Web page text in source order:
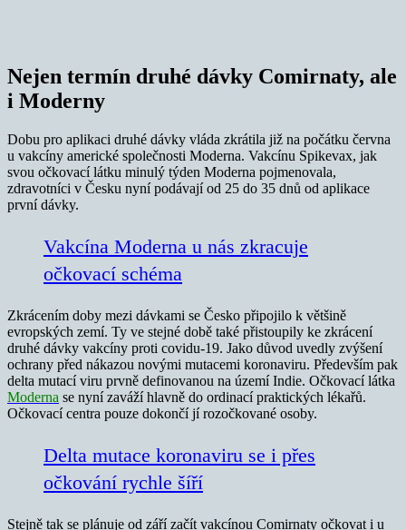
Nejen termín druhé dávky Comirnaty, ale
i Moderny
Dobu pro aplikaci druhé dávky vláda zkrátila již na počátku června
u vakcíny americké společnosti Moderna. Vakcínu Spikevax, jak
svou očkovací látku minulý týden Moderna pojmenovala,
zdravotníci v Česku nyní podávají od 25 do 35 dnů od aplikace
první dávky.
Vakcína Moderna u nás zkracuje
očkovací schéma
Zkrácením doby mezi dávkami se Česko připojilo k většině
evropských zemí. Ty ve stejné době také přistoupily ke zkrácení
druhé dávky vakcíny proti covidu-19. Jako důvod uvedly zvýšení
ochrany před nákazou novými mutacemi koronaviru. Především pak
delta mutací viru prvně definovanou na území Indie. Očkovací látka
Moderna se nyní zaváží hlavně do ordinací praktických lékařů.
Očkovací centra pouze dokončí jí rozočkované osoby.
Delta mutace koronaviru se i přes
očkování rychle šíří
Stejně tak se plánuje od září začít vakcínou Comirnaty očkovat i u